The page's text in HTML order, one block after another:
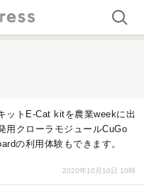
ットE-Cat kitを農業weekに出
用クローラモジュールCuGo
の利用体験もできます。
2020年10月10日 10時